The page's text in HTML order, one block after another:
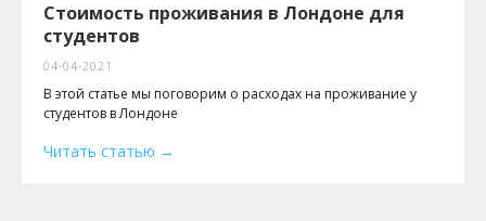
Стоимость проживания в Лондоне для
студентов
04-04-2021
В этой статье мы поговорим о расходах на проживание у
студентов в Лондоне
Читать статью